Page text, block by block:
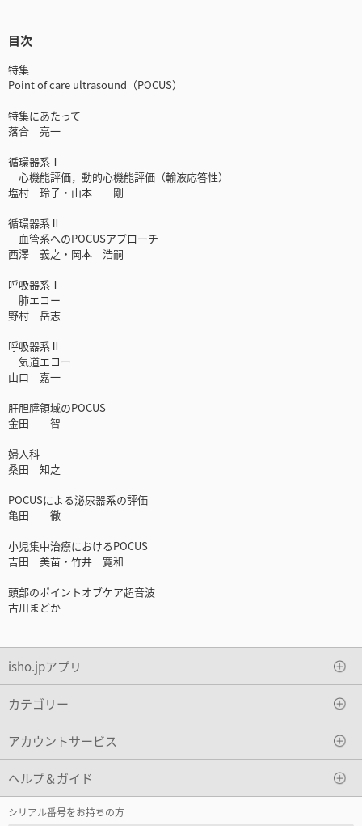
目次
特集
Point of care ultrasound（POCUS）
特集にあたって
落合 亮一
循環器系Ⅰ
心機能評価，動的心機能評価（輸液応答性）
塩村 玲子・山本 剛
循環器系Ⅱ
血管系へのPOCUSアプローチ
西澤 義之・岡本 浩嗣
呼吸器系Ⅰ
肺エコー
野村 岳志
呼吸器系Ⅱ
気道エコー
山口 嘉一
肝胆膵領域のPOCUS
金田 智
婦人科
桑田 知之
POCUSによる泌尿器系の評価
亀田 徹
小児集中治療におけるPOCUS
吉田 美苗・竹井 寛和
頭部のポイントオブケア超音波
古川まどか
isho.jpアプリ
カテゴリー
アカウントサービス
ヘルプ＆ガイド
シリアル番号をお持ちの方